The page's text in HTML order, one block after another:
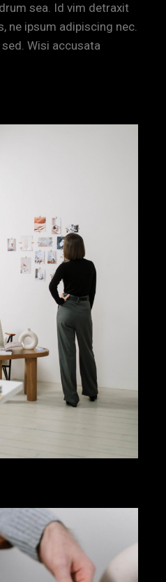
sea. Id vim detraxit
ne ipsum adipiscing nec.
Wisi accusata